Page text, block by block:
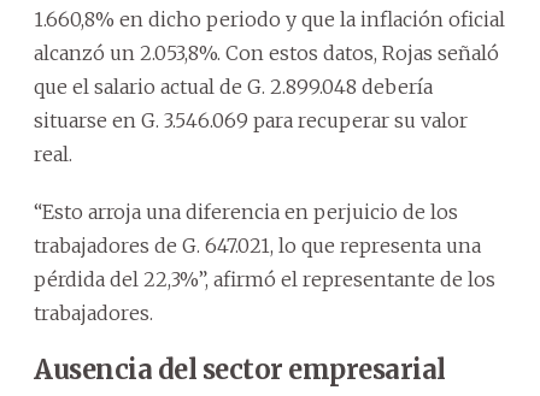
1.660,8% en dicho periodo y que la inflación oficial
alcanzó un 2.053,8%. Con estos datos, Rojas señaló
que el salario actual de G. 2.899.048 debería
situarse en G. 3.546.069 para recuperar su valor
real.
“Esto arroja una diferencia en perjuicio de los
trabajadores de G. 647.021, lo que representa una
pérdida del 22,3%”, afirmó el representante de los
trabajadores.
Ausencia del sector empresarial